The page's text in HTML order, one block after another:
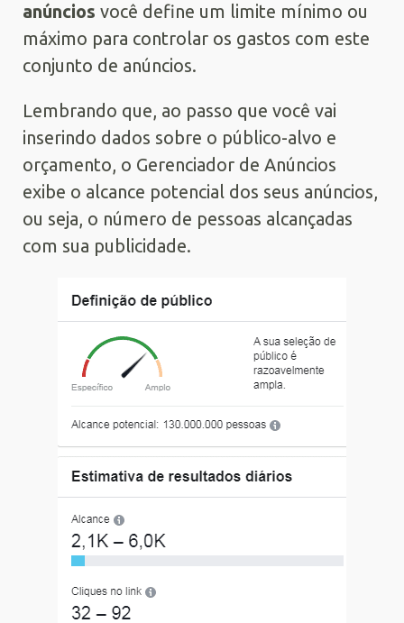
anúncios você define um limite mínimo ou
máximo para controlar os gastos com este
conjunto de anúncios.
Lembrando que, ao passo que você vai
inserindo dados sobre o público-alvo e
orçamento, o Gerenciador de Anúncios
exibe o alcance potencial dos seus anúncios,
ou seja, o número de pessoas alcançadas
com sua publicidade.